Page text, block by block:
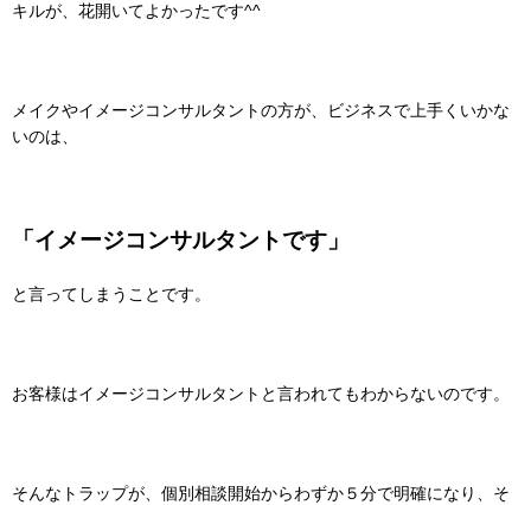
キルが、花開いてよかったです^^
メイクやイメージコンサルタントの方が、ビジネスで上手くいかな
いのは、
「イメージコンサルタントです」
と言ってしまうことです。
お客様はイメージコンサルタントと言われてもわからないのです。
そんなトラップが、個別相談開始からわずか５分で明確になり、そ